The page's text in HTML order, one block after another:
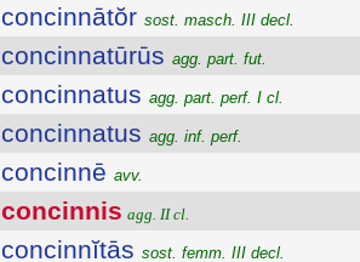
concinnātŏr sost. masch. III decl.
concinnatūrūs agg. part. fut.
concinnatus agg. part. perf. I cl.
concinnatus agg. inf. perf.
concinnē avv.
concinnis agg. II cl.
concinnĭtās sost. femm. III decl.